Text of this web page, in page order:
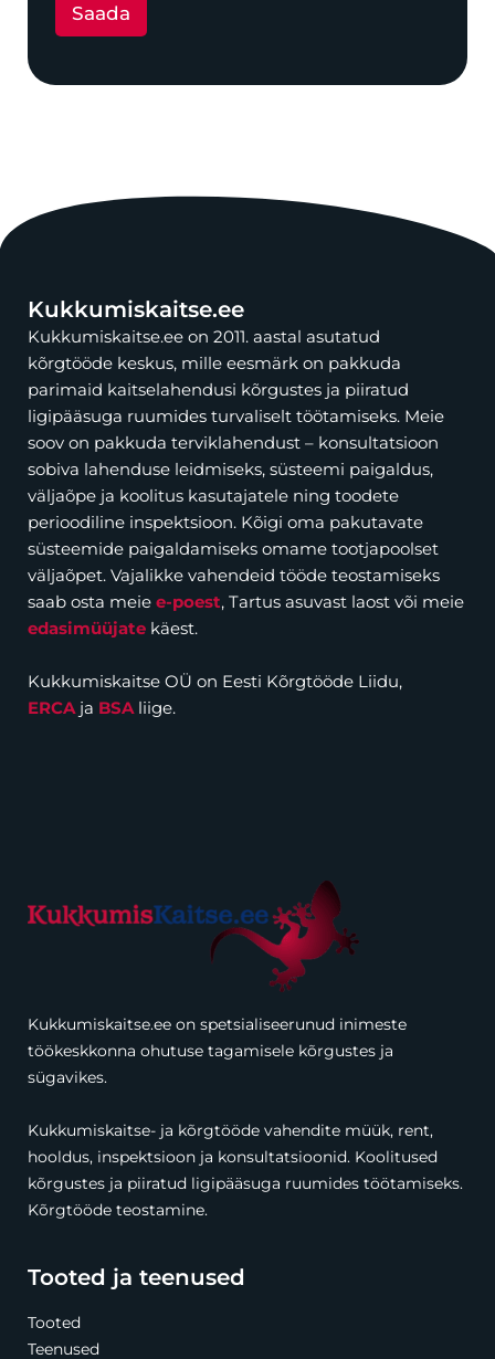
Saada
Kukkumiskaitse.ee
Kukkumiskaitse.ee on 2011. aastal asutatud
kõrgtööde keskus, mille eesmärk on pakkuda
parimaid kaitselahendusi kõrgustes ja piiratud
ligipääsuga ruumides turvaliselt töötamiseks. Meie
soov on pakkuda terviklahendust – konsultatsioon
sobiva lahenduse leidmiseks, süsteemi paigaldus,
väljaõpe ja koolitus kasutajatele ning toodete
perioodiline inspektsioon. Kõigi oma pakutavate
süsteemide paigaldamiseks omame tootjapoolset
väljaõpet. Vajalikke vahendeid tööde teostamiseks
saab osta meie e-poest, Tartus asuvast laost või meie
edasimüüjate käest.
Kukkumiskaitse OÜ on Eesti Kõrgtööde Liidu,
ERCAja BSAliige.
Kukkumiskaitse.ee on spetsialiseerunud inimeste
töökeskkonna ohutuse tagamisele kõrgustes ja
sügavikes.
Kukkumiskaitse- ja kõrgtööde vahendite müük, rent,
hooldus, inspektsioon ja konsultatsioonid. Koolitused
kõrgustes ja piiratud ligipääsuga ruumides töötamiseks.
Kõrgtööde teostamine.
Tooted ja teenused
Tooted
Teenused